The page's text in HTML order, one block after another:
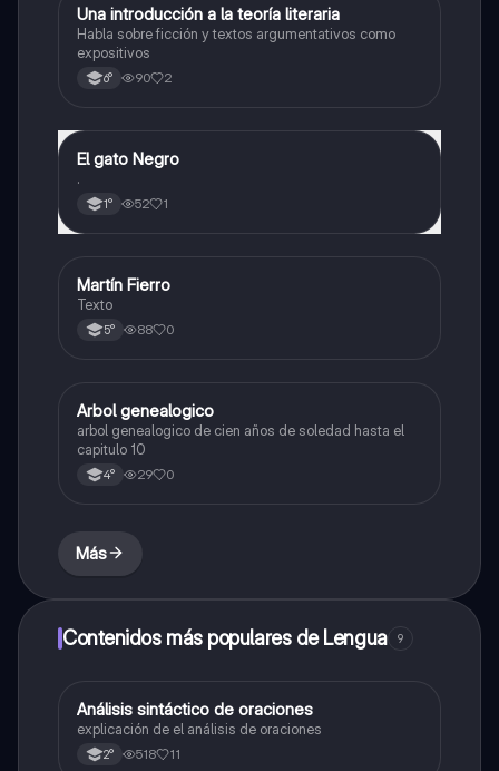
Lengua
Una introducción a la teoría literaria
Habla sobre ficción y textos argumentativos como
expositivos
6° 90 2
Lengua
El gato Negro
.
1° 52 1
Lengua
Martín Fierro
Texto
5° 88 0
Lengua
Arbol genealogico
arbol genealogico de cien años de soledad hasta el
capitulo 10
4° 29 0
Más
Contenidos más populares de Lengua 9
Lengua
Análisis sintáctico de oraciones
explicación de el análisis de oraciones
2° 518 11